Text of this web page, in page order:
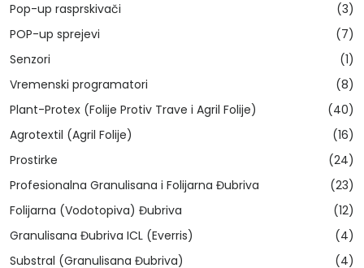
Pop-up rasprskivači
(3)
POP-up sprejevi
(7)
Senzori
(1)
Vremenski programatori
(8)
Plant-Protex (Folije Protiv Trave i Agril Folije)
(40)
Agrotextil (Agril Folije)
(16)
Prostirke
(24)
Profesionalna Granulisana i Folijarna Đubriva
(23)
Folijarna (Vodotopiva) Đubriva
(12)
Granulisana Đubriva ICL (Everris)
(4)
Substral (Granulisana Đubriva)
(4)